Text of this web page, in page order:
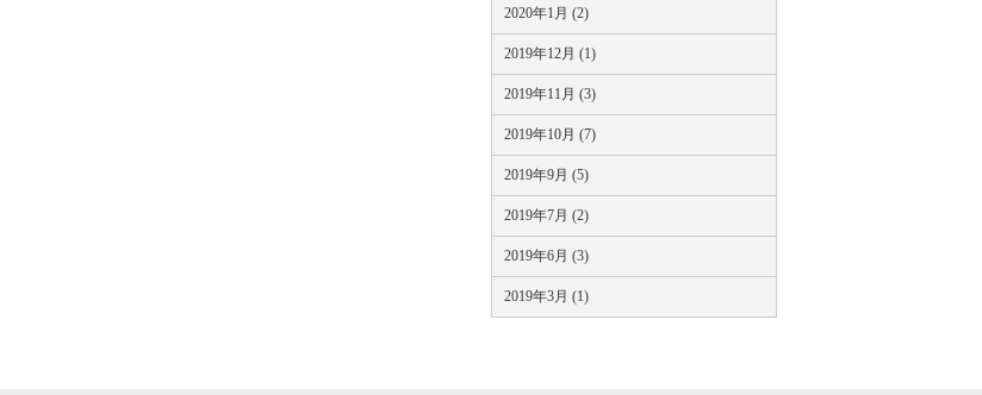
2020年1月 (2)
2019年12月 (1)
2019年11月 (3)
2019年10月 (7)
2019年9月 (5)
2019年7月 (2)
2019年6月 (3)
2019年3月 (1)